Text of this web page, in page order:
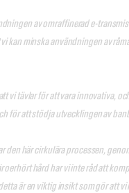
av omraffinerad e-
kan minska användningen av
vi tävlar för att vara innovativa,
för att stödja utvecklingen av
här cirkulära processen,
hård har vi inte råd att
är en viktig insikt som gör att